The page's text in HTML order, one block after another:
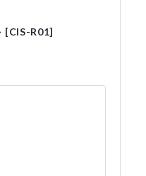
[CIS-R01]